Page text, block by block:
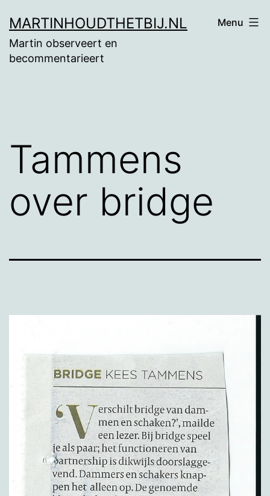
naar
de
MARTINHOUDTHETBIJ.NL
Martin observeert en
becommentarieert
Menu
Tammens
over bridge